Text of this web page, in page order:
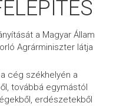
a Magyar Állam
Agrárminiszter látja
cég székhelyén a
továbbá egymástól
erdészetekből